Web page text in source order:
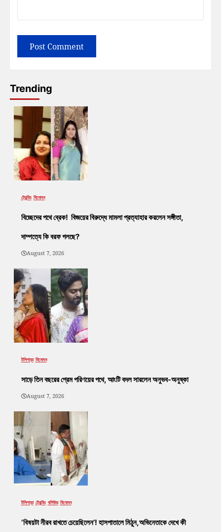
Trending
ট্রেন্ডিং বিনোদন
বিচ্ছেদের পথে ব্রেক! বিজয়ের বিরুদ্ধে মামলা প্রত্যাহার করলেন সঙ্গীতা,
দাম্পত্যে কি বরফ গলছে?
August 7, 2026
টলিপাড়া বিনোদন
সাড়ে তিন বছরের প্রেম পরিণয়ের পথে, আংটি বদল সারলেন অনুভব-অনুষ্কা
August 7, 2026
টলিপাড়া ট্রেন্ডিং বলিউড বিনোদন
‘বিষয়টা নীরব রাখতে চেয়েছিলেন’! হাসপাতালে মিঠুন,অভিনেতাকে দেখে কী